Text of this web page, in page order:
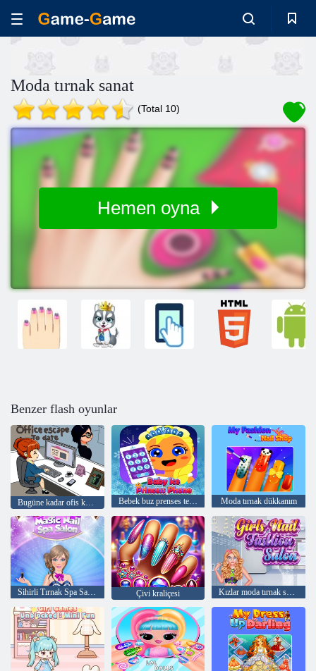
Moda tırnak sanat
(Total 10)
Hemen oyna
Benzer flash oyunlar
Bugüne kadar ofis kaçışı Bebek buz prenses telefon Moda tırnak dükkanım
Sihirli Tırnak Spa Salonu Çivi kraliçesi Kızlar moda tırnak salonu